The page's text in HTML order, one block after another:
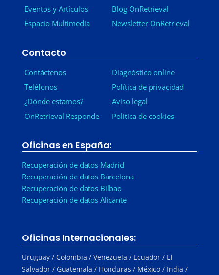
Eventos y Artículos
Espacio Multimedia
Blog OnRetrieval
Newsletter OnRetrieval
Contacto
Contáctenos
Teléfonos
¿Dónde estamos?
OnRetrieval Responde
Diagnóstico online
Política de privacidad
Aviso legal
Política de cookies
Oficinas en España:
Recuperación de datos Madrid
Recuperación de datos Barcelona
Recuperación de datos Bilbao
Recuperación de datos Alicante
Oficinas Internacionales:
Uruguay / Colombia / Venezuela / Ecuador / El
Salvador / Guatemala / Honduras / México / India /